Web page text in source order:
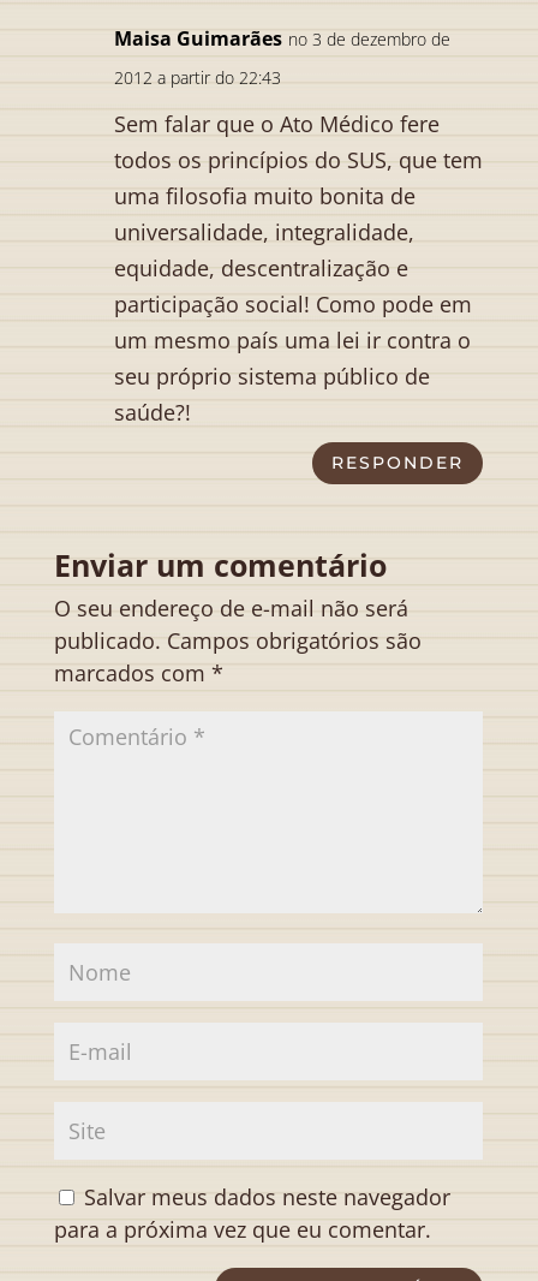
Maisa Guimarães no 3 de dezembro de
2012 a partir do 22:43
Sem falar que o Ato Médico fere
todos os princípios do SUS, que tem
uma filosofia muito bonita de
universalidade, integralidade,
equidade, descentralização e
participação social! Como pode em
um mesmo país uma lei ir contra o
seu próprio sistema público de
saúde?!
RESPONDER
Enviar um comentário
O seu endereço de e-mail não será
publicado. Campos obrigatórios são
marcados com *
Salvar meus dados neste navegador
para a próxima vez que eu comentar.